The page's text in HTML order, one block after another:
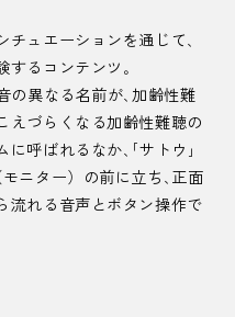
ュエーションを通じて、
るコンテンツ。
の異なる名前が、加齢性難
えづらくなる加齢性難聴の
呼ばれるなか、「サトウ」
ニター）の前に立ち、正面
流れる音声とボタン操作で